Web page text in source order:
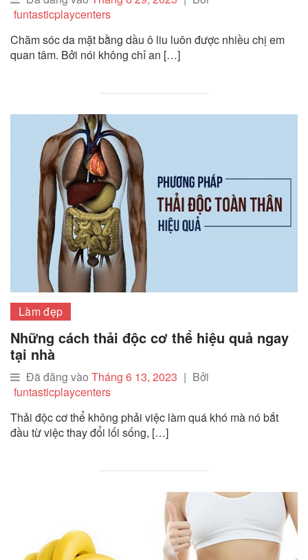
funtasticplaycenters
Chăm sóc da mặt bằng dầu ô liu luôn được nhiều chị em
quan tâm. Bởi nói không chỉ an […]
Làm đẹp
Những cách thải độc cơ thể hiệu quả ngay
tại nhà
Đã đăng vào Tháng 6 13, 2023 | Bởi
funtasticplaycenters
Thải độc cơ thể không phải việc làm quá khó mà nó bắt
đầu từ việc thay đổi lối sống, […]